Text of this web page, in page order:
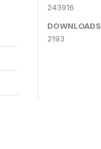
243916
DOWNLOADS
2193